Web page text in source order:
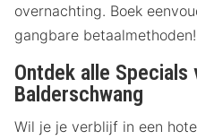
overnachting. Boek
gangbare betaalmethoden!
Ontdek alle Specials
Balderschwang
Wil je je verblijf in een